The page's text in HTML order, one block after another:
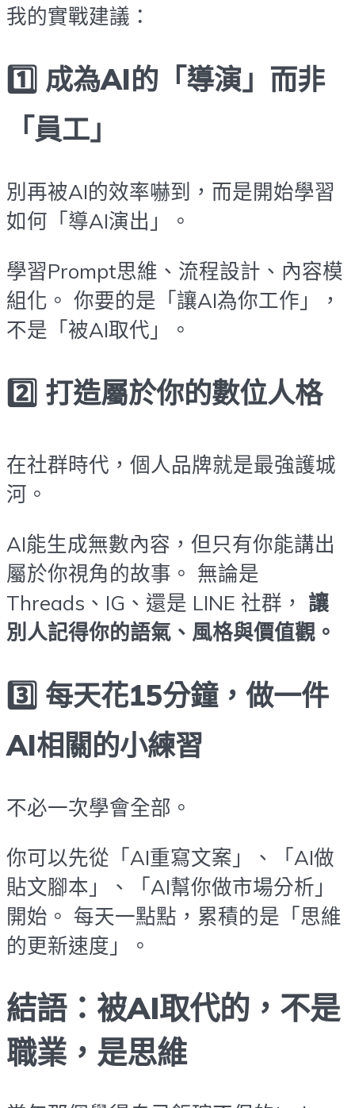
我的實戰建議：
1️⃣ 成為AI的「導演」而非
「員工」
別再被AI的效率嚇到，而是開始學習
如何「導AI演出」。
學習Prompt思維、流程設計、內容模
組化。 你要的是「讓AI為你工作」，
不是「被AI取代」。
2️⃣ 打造屬於你的數位人格
在社群時代，個人品牌就是最強護城
河。
AI能生成無數內容，但只有你能講出
屬於你視角的故事。 無論是
Threads、IG、還是 LINE 社群， 讓
別人記得你的語氣、風格與價值觀。
3️⃣ 每天花15分鐘，做一件
AI相關的小練習
不必一次學會全部。
你可以先從「AI重寫文案」、「AI做
貼文腳本」、「AI幫你做市場分析」
開始。 每天一點點，累積的是「思維
的更新速度」。
結語：被AI取代的，不是
職業，是思維